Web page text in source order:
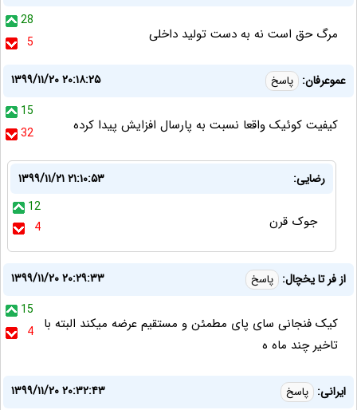
28
5
مرگ حق است نه به دست تولید داخلی
عموعرفان: پاسخ
۱۳۹۹/۱۱/۲۰ ۲۰:۱۸:۲۵
15
32
کیفیت کوئیک واقعا نسبت به پارسال افزایش پیدا کرده
رضایی:
۱۳۹۹/۱۱/۲۱ ۲۱:۱۰:۵۳
12
4
جوک قرن
از فر تا یخچال: پاسخ
۱۳۹۹/۱۱/۲۰ ۲۰:۲۹:۳۳
15
4
کیک فنجانی سای پای مطمئن و مستقیم عرضه میکند البته با
تاخیر چند ماه ه
ایرانی: پاسخ
۱۳۹۹/۱۱/۲۰ ۲۰:۳۲:۴۳